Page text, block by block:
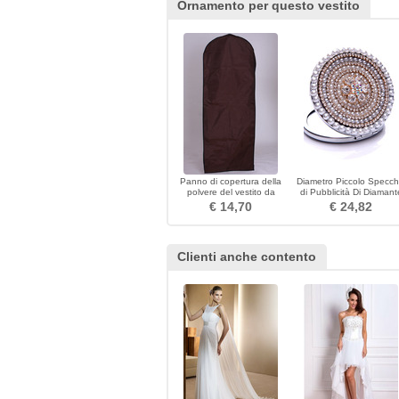
Ornamento per questo vestito
Panno di copertura della
polvere del vestito da
cerimonia marrone che
appende vestito da
€ 14,70
Diametro Piccolo
di Pubblicità Di
Intarsiato Di Grado Di
Grado Di Grado
€ 24,82
Clienti anche contento